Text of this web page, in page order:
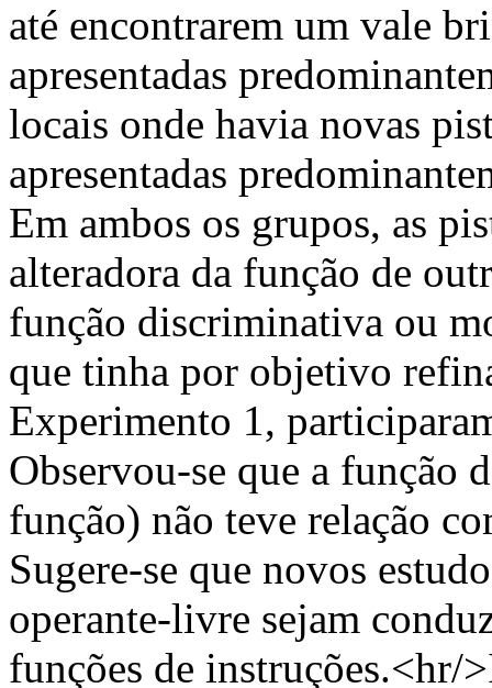
até encontrarem um vale
apresentadas
locais onde havia novas
apresentadas
Em ambos os grupos, as
alteradora da função de
função discriminativa ou
que tinha por objetivo
Experimento 1,
Observou-se que a função
função) não teve relação
Sugere-se que novos
operante-livre sejam
funções de instruções.<hr/